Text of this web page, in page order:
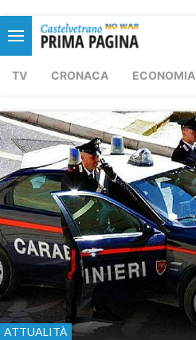
TV CRONACA ECONOMIA
ATTUALITÀ